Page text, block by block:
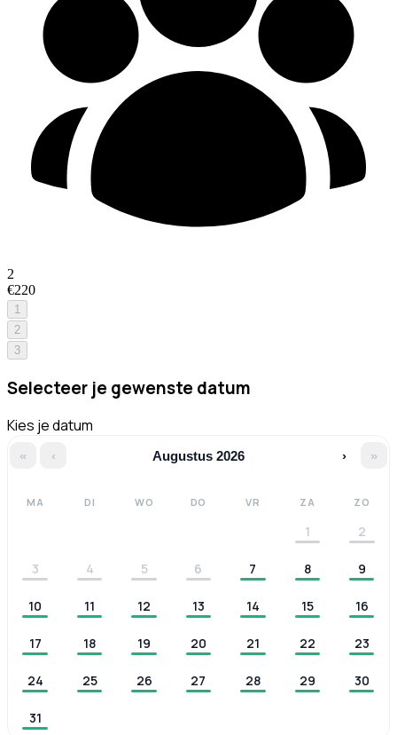
2
€220
1
2
3
Selecteer je gewenste datum
Kies je datum
« ‹ Augustus 2026 › »
MA DI WO DO VR ZA ZO
1 2
3 4 5 6 7 8 9
10 11 12 13 14 15 16
17 18 19 20 21 22 23
24 25 26 27 28 29 30
31